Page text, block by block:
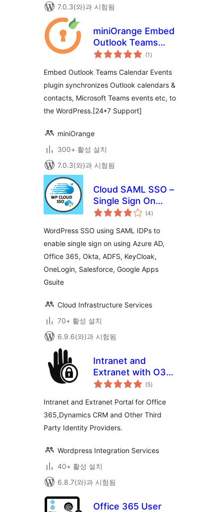
7.0.3(와)과 시험됨
miniOrange Embed
Outlook Teams
Calendar Events
(1 전
체
점
)
Embed Outlook Teams Calendar Events
plugin synchronizes Outlook calendars &
contacts, Microsoft Teams events etc, to
the WordPress.[24*7 Support]
miniOrange
300+ 활성 설치
7.0.3(와)과 시험됨
Cloud SAML SSO –
Single Sign On
Login
(4전
체
점
)
WordPress SSO using SAML IDPs to
enable single sign on using Azure AD,
Office 365, Okta, ADFS, KeyCloak,
OneLogin, Salesforce, Google Apps
Gsuite
Cloud Infrastructure Services
70+ 활성 설치
6.9.6(와)과 시험됨
Intranet and
Extranet with O365
Login
(5전
체
점
)
Intranet and Extranet Portal for Office
365,Dynamics CRM and Other Third
Party Identity Providers.
Wordpress Integration Services
40+ 활성 설치
6.8.7(와)과 시험됨
Office 365 User